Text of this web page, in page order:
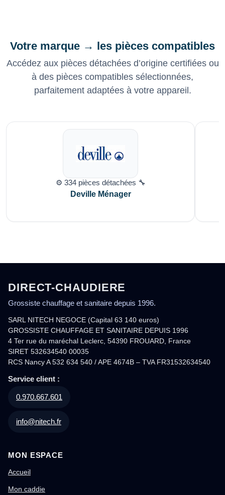
Votre marque → les pièces compatibles
Accédez aux pièces détachées d’origine certifiées ou
à des pièces compatibles sélectionnées,
parfaitement adaptées à votre appareil.
⚙️ 334 pièces détachées 🔧
Deville Ménager
DIRECT-CHAUDIERE
Grossiste chauffage et sanitaire depuis 1996.
SARL NITECH NEGOCE (Capital 63 140 euros)
GROSSISTE CHAUFFAGE ET SANITAIRE DEPUIS 1996
4 Ter rue du maréchal Leclerc, 54390 FROUARD, France
SIRET 532634540 00035
RCS Nancy A 532 634 540 / APE 4674B – TVA FR31532634540
Service client :
0.970.667.601
info@nitech.fr
MON ESPACE
Accueil
Mon caddie